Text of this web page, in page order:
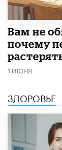
​Вам не
почему
1 ИЮНЯ
ЗДОРОВЬЕ